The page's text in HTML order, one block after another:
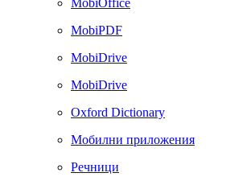
MobiPDF
MobiDrive
MobiDrive
Oxford Dictionary
Мобилни приложения
Речници